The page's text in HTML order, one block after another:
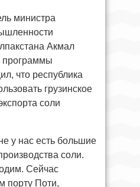
министра
Акмал
программы
что республика
грузинское
соли
у нас есть большие
соли.
Сейчас
порту Поти,